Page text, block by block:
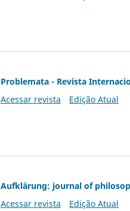
Problemata - Revista
Acessar revista
Edição Atual
Aufklärung: journal of
Acessar revista
Edição Atual